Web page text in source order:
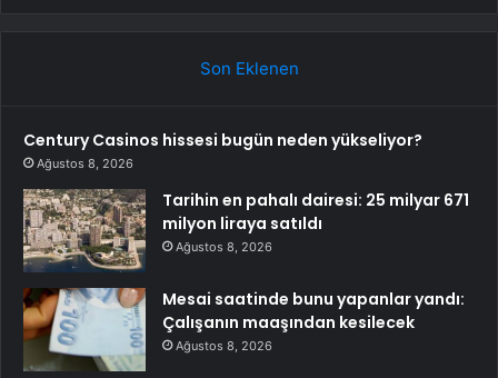
Son Eklenen
Century Casinos hissesi bugün neden yükseliyor?
Ağustos 8, 2026
Tarihin en pahalı dairesi: 25 milyar 671
milyon liraya satıldı
Ağustos 8, 2026
Mesai saatinde bunu yapanlar yandı:
Çalışanın maaşından kesilecek
Ağustos 8, 2026